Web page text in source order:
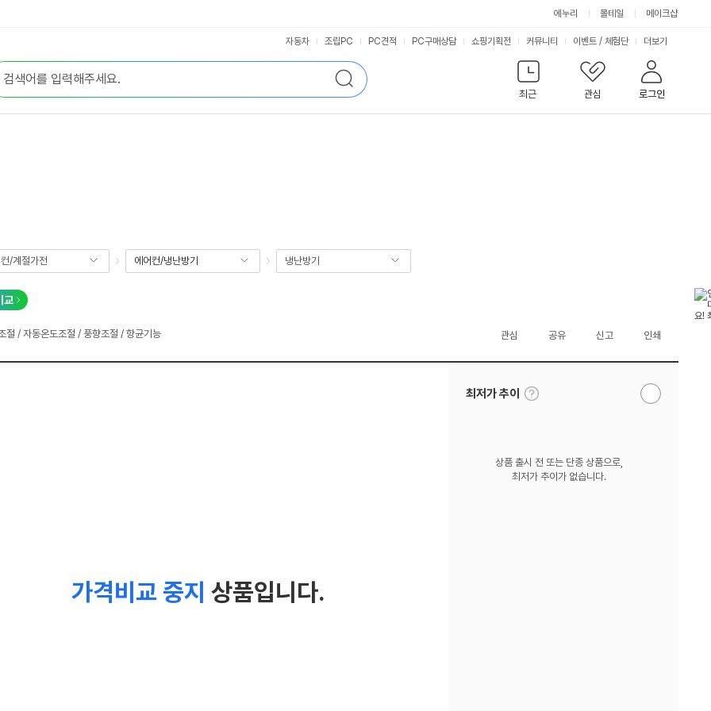
에누리 몰테일 메이크샵
검
색
최근
관심 로그인
자동차 조립PC PC견적 PC구매상담 쇼핑기획전 커뮤니티 이벤트 / 체험단 서
비
스
더보기
/계절가전 에어컨/냉난방기 냉난방기
교
절 / 자동온도조절 / 풍향조절 / 항균기능 관심 공유 신고 인쇄
가격비교 중지 상품입니다.
최저가 추이
툴
팁
알
상품 출시 전 또는 단종 상품으로,
최저가 추이가 없습니다.